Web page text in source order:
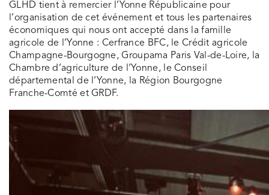
GLHD tient à remercier l’Yonne Républicaine pour
l’organisation de cet événement et tous les partenaires
économiques qui nous ont accepté dans la famille
agricole de l’Yonne : Cerfrance BFC, le Crédit agricole
Champagne-Bourgogne, Groupama Paris Val-de-Loire, la
Chambre d’agriculture de l’Yonne, le Conseil
départemental de l’Yonne, la Région Bourgogne
Franche-Comté et GRDF.